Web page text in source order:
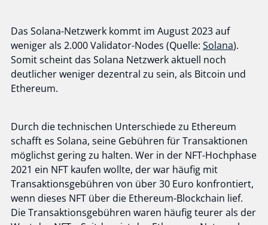
Das Solana-Netzwerk kommt im August 2023 auf
weniger als 2.000 Validator-Nodes (Quelle: Solana).
Somit scheint das Solana Netzwerk aktuell noch
deutlicher weniger dezentral zu sein, als Bitcoin und
Ethereum.
Durch die technischen Unterschiede zu Ethereum
schafft es Solana, seine Gebühren für Transaktionen
möglichst gering zu halten. Wer in der NFT-Hochphase
2021 ein NFT kaufen wollte, der war häufig mit
Transaktionsgebühren von über 30 Euro konfrontiert,
wenn dieses NFT über die Ethereum-Blockchain lief.
Die Transaktionsgebühren waren häufig teurer als der